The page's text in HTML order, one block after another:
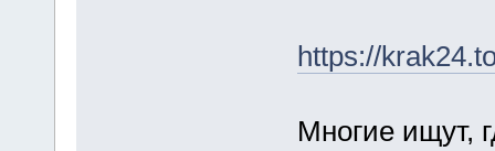
https://
Многие ищут,